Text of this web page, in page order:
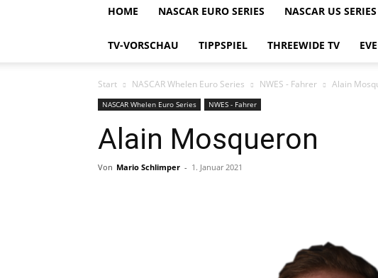
HOME NASCAR EURO SERIES NASCAR US SERIES
TV-VORSCHAU TIPPSPIEL THREEWIDE TV
Start NASCAR Whelen Euro Series NWES - Fahrer Alain
NASCAR Whelen Euro Series NWES - Fahrer
Alain Mosqueron
Von Mario Schlimper - 1. Januar 2021